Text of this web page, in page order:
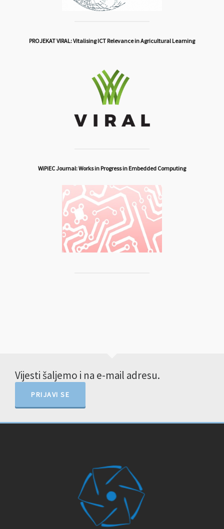
PROJEKAT VIRAL: Vitalising ICT Relevance in Agricultural Learning
WiPiEC Journal: Works in Progress in Embedded Computing
Vijesti šaljemo i na e-mail adresu.
PRIJAVI SE